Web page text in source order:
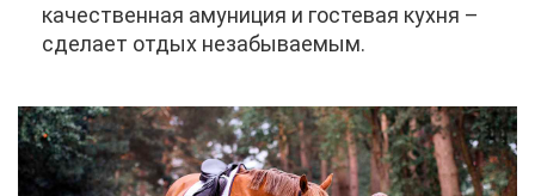
ка­че­ствен­ная аму­ни­ция и го­сте­вая кух­ня –
сде­ла­ет от­дых неза­бы­ва­е­мым.